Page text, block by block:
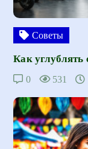
Советы
Как углублять
0 531